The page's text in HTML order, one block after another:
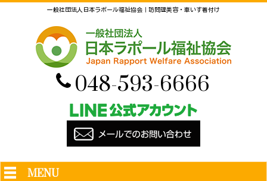
一般社団法人日本ラポール福祉協会｜訪問理美容・車いす着付け
048-593-6666
MENU